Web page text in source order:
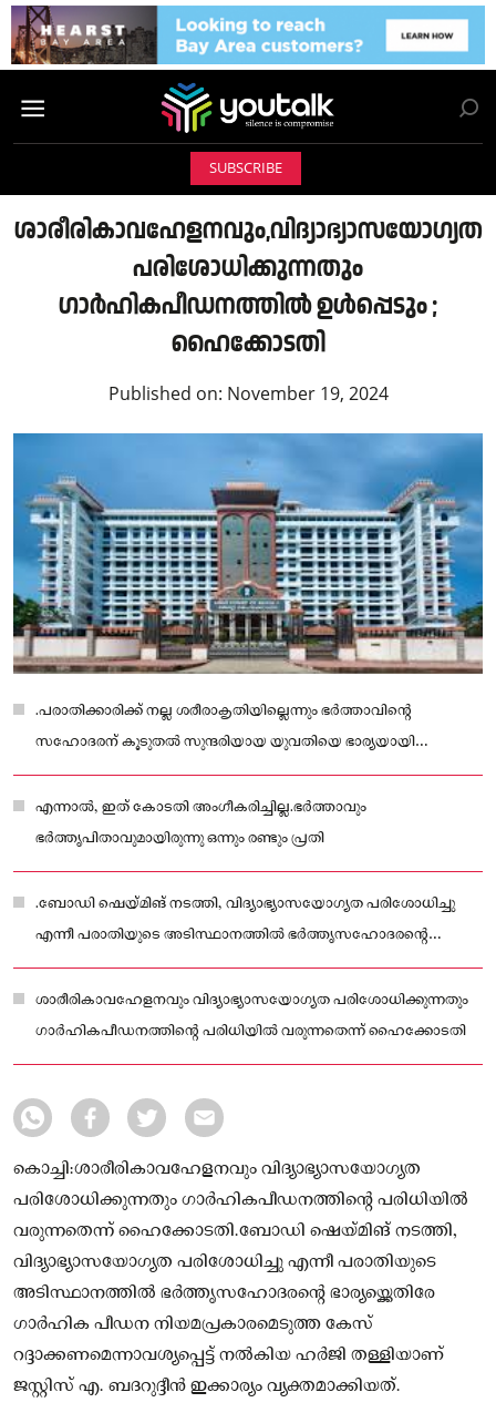
SUBSCRIBE
ശാരീരികാവഹേളനവും,വിദ്യാഭ്യാസയോഗ്യത
പരിശോധിക്കുന്നതും
ഗാർഹികപീഡനത്തിൽ ഉൾപ്പെടും ;
ഹൈക്കോടതി
Published on: November 19, 2024
.പരാതിക്കാരിക്ക് നല്ല ശരീരാകൃതിയില്ലെന്നും ‌ഭർത്താവിന്റെ
സഹോദരന് കൂടുതല്‍ സുന്ദരിയായ യുവതിയെ ഭാര്യയായി
ലഭിക്കുമെന്നും പറഞ്ഞ് ആക്ഷേപിച്ചെന്നായിരുന്നു പരാതി.
എന്നാല്‍, ഇത് കോടതി അംഗീകരിച്ചില്ല.ഭർത്താവും
ഭർത്തൃപിതാവുമായിരുന്നു ഒന്നും രണ്ടും പ്രതി
.ബോഡി ഷെയ്‌മിങ് നടത്തി, വിദ്യാഭ്യാസയോഗ്യത പരിശോധിച്ചു
എന്നീ പരാതിയുടെ അടിസ്ഥാനത്തില്‍ ഭർത്തൃസഹോദരന്റെ
ഭാര്യയ്ക്കെതിരേ ഗാർഹിക പീഡന നിയമപ്രകാരമെടുത്ത കേസ്
ശാരീരികാവഹേളനവും വിദ്യാഭ്യാസയോഗ്യത പരിശോധിക്കുന്നതും
ഗാർഹികപീഡനത്തിന്റെ പരിധിയില്‍ വരുന്നതെന്ന് ഹൈക്കോടതി
കൊച്ചി:ശാരീരികാവഹേളനവും വിദ്യാഭ്യാസയോഗ്യത
പരിശോധിക്കുന്നതും ഗാർഹികപീഡനത്തിന്റെ പരിധിയില്‍
വരുന്നതെന്ന് ഹൈക്കോടതി.ബോഡി ഷെയ്‌മിങ് നടത്തി,
വിദ്യാഭ്യാസയോഗ്യത പരിശോധിച്ചു എന്നീ പരാതിയുടെ
അടിസ്ഥാനത്തില്‍ ഭർത്തൃസഹോദരന്റെ ഭാര്യയ്ക്കെതിരേ
ഗാർഹിക പീഡന നിയമപ്രകാരമെടുത്ത കേസ്
റദ്ദാക്കണമെന്നാവശ്യപ്പെട്ട് നല്‍കിയ ഹർജി തള്ളിയാണ്
ജസ്റ്റിസ് എ. ബദറുദ്ദീൻ ഇക്കാര്യം വ്യക്തമാക്കിയത്.